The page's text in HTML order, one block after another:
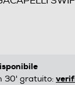
30' gratuito: